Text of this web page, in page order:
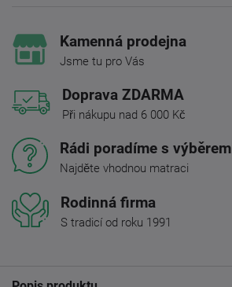
Kamenná prodejna
Jsme tu pro Vás
Doprava ZDARMA
Při nákupu nad 6 000 Kč
Rádi poradíme s výběrem
Najděte vhodnou matraci
Rodinná firma
S tradicí od roku 1991